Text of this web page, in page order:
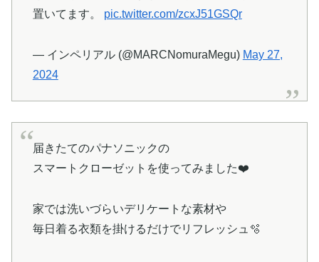
置いてます。 pic.twitter.com/zcxJ51GSQr
— インペリアル (@MARCNomuraMegu) May 27,
2024
届きたてのパナソニックの
スマートクローゼットを使ってみました❤️
家では洗いづらいデリケートな素材や
毎日着る衣類を掛けるだけでリフレッシュ🫧